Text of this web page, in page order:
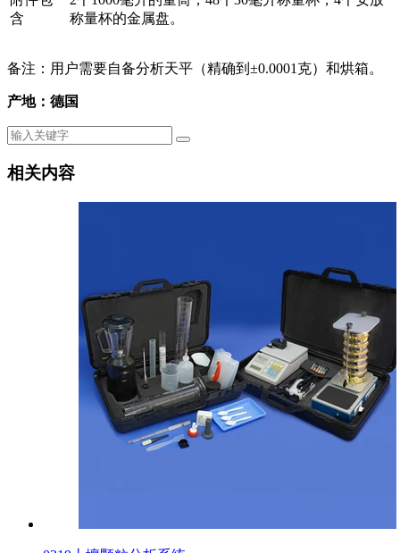
含
称量杯的金属盘。
备注：用户需要自备分析天平（精确到±0.0001克）和烘箱。
产地：德国
相关内容